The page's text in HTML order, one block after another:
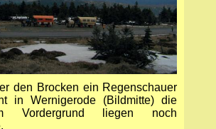
den Brocken ein Regenschauer
in Wernigerode (Bildmitte) die
Vordergrund liegen noch